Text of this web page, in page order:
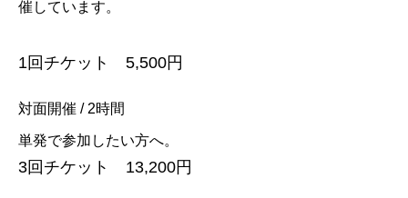
催しています。
1回チケット 5,500円
対面開催 / 2時間
単発で参加したい方へ。
3回チケット 13,200円